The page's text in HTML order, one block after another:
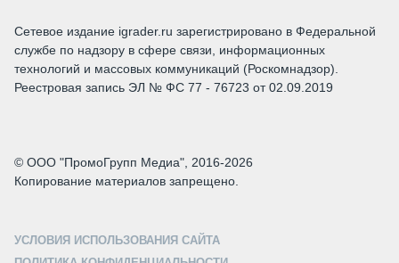
Сетевое издание igrader.ru зарегистрировано в Федеральной
службе по надзору в сфере связи, информационных
технологий и массовых коммуникаций (Роскомнадзор).
Реестровая запись ЭЛ № ФС 77 - 76723 от 02.09.2019
© ООО "ПромоГрупп Медиа", 2016-2026
Копирование материалов запрещено.
УСЛОВИЯ ИСПОЛЬЗОВАНИЯ САЙТА